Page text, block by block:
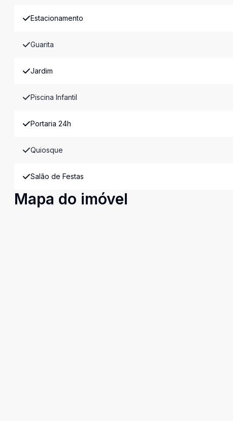
Estacionamento
Guarita
Jardim
Piscina Infantil
Portaria 24h
Quiosque
Salão de Festas
Mapa do imóvel